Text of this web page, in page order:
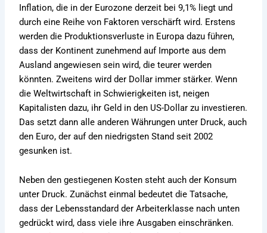
Inflation, die in der Eurozone derzeit bei 9,1% liegt und
durch eine Reihe von Faktoren verschärft wird. Erstens
werden die Produktionsverluste in Europa dazu führen,
dass der Kontinent zunehmend auf Importe aus dem
Ausland angewiesen sein wird, die teurer werden
könnten. Zweitens wird der Dollar immer stärker. Wenn
die Weltwirtschaft in Schwierigkeiten ist, neigen
Kapitalisten dazu, ihr Geld in den US-Dollar zu investieren.
Das setzt dann alle anderen Währungen unter Druck, auch
den Euro, der auf den niedrigsten Stand seit 2002
gesunken ist.
Neben den gestiegenen Kosten steht auch der Konsum
unter Druck. Zunächst einmal bedeutet die Tatsache,
dass der Lebensstandard der Arbeiterklasse nach unten
gedrückt wird, dass viele ihre Ausgaben einschränken.